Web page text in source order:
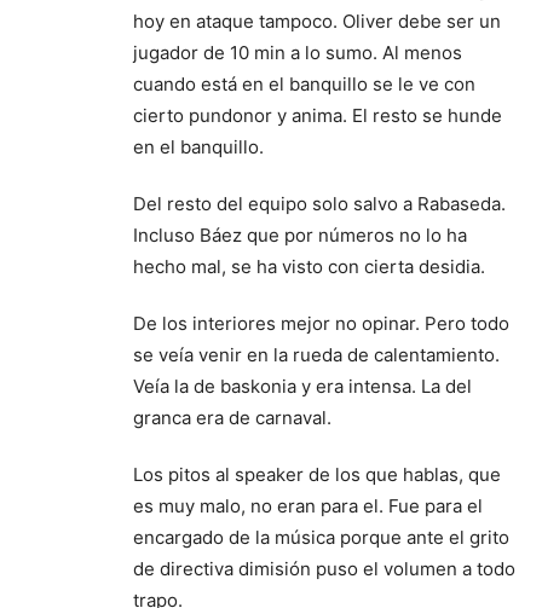
hoy en ataque tampoco. Oliver debe ser un
jugador de 10 min a lo sumo. Al menos
cuando está en el banquillo se le ve con
cierto pundonor y anima. El resto se hunde
en el banquillo.
Del resto del equipo solo salvo a Rabaseda.
Incluso Báez que por números no lo ha
hecho mal, se ha visto con cierta desidia.
De los interiores mejor no opinar. Pero todo
se veía venir en la rueda de calentamiento.
Veía la de baskonia y era intensa. La del
granca era de carnaval.
Los pitos al speaker de los que hablas, que
es muy malo, no eran para el. Fue para el
encargado de la música porque ante el grito
de directiva dimisión puso el volumen a todo
trapo.